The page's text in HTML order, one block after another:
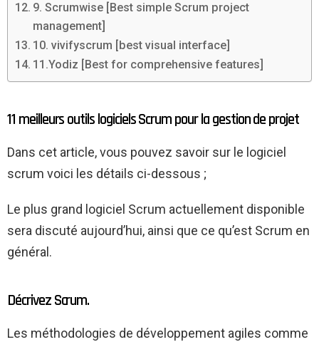
9. Scrumwise [Best simple Scrum project
management]
10. vivifyscrum [best visual interface]
11.Yodiz [Best for comprehensive features]
11 meilleurs outils logiciels Scrum pour la gestion de projet
Dans cet article, vous pouvez savoir sur le logiciel
scrum voici les détails ci-dessous ;
Le plus grand logiciel Scrum actuellement disponible
sera discuté aujourd’hui, ainsi que ce qu’est Scrum en
général.
Décrivez Scrum.
Les méthodologies de développement agiles comme